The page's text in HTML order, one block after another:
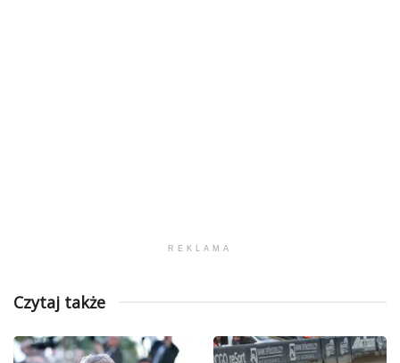
REKLAMA
Czytaj także